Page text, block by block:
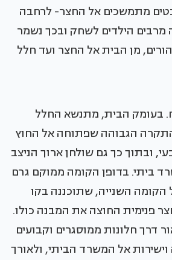
מתמשכים אל החצר- לרחבה
הילדים לשחק ובכך נשמר
מן הבית אל החצר ועד חלל
בעומק הבית, מתנשא החלל
הגבוהה שפתוחה אל החוץ
ובתוך כך גם שולחן ארוך הניצב
ביתי. בדופן הקומה ממוקם גרם
הקומה השנייה, שתוכננה בקו
פנימית החוצה את המבנה כולו.
דרך חלונות ממוסגרים וקבועים
אל המשרד הביתי, ולאורך